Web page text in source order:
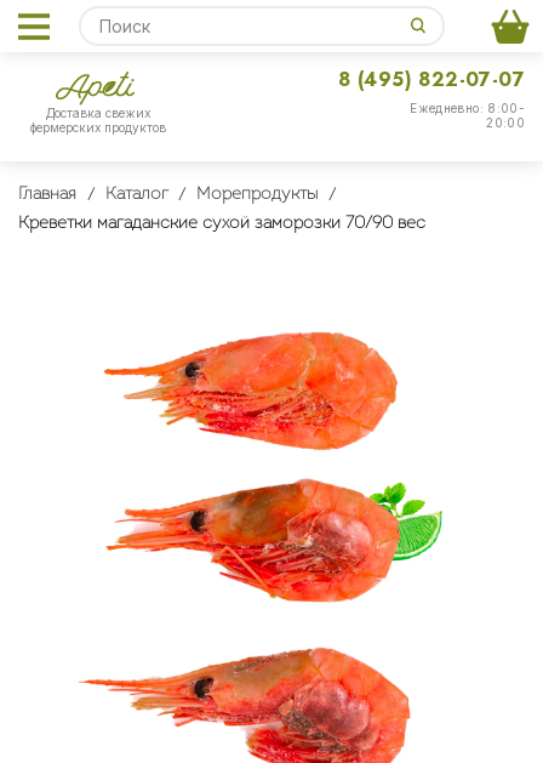
Доставка свежих
фермерских продуктов
Ежедневно: 8:00-
20:00
8 (495) 822-07-07
Главная Каталог
Морепродукты
Креветки магаданские сухой заморозки 70/90 вес